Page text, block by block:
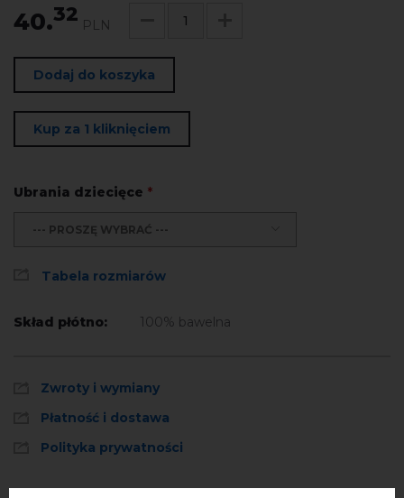
40.32 PLN
Dodaj do koszyka
Kup za 1 kliknięciem
Ubrania dziecięce *
--- PROSZĘ WYBRAĆ ---
Tabela rozmiarów
Skład płótno: 100% bawelna
Zwroty i wymiany
Płatność i dostawa
Polityka prywatności